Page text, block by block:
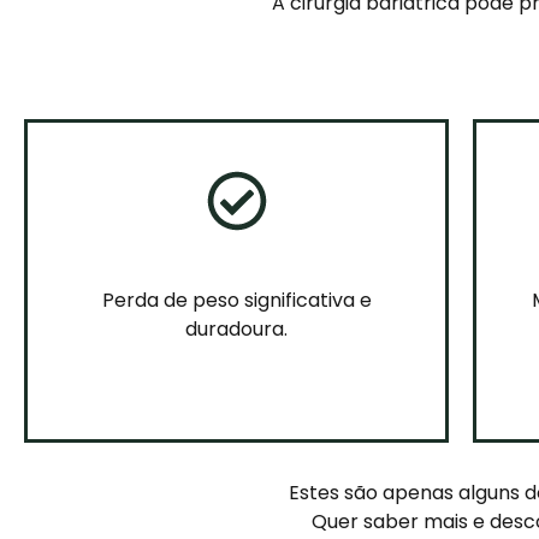
Perda de peso significativa e
duradoura.
Estes são apenas alguns
Quer saber mais e